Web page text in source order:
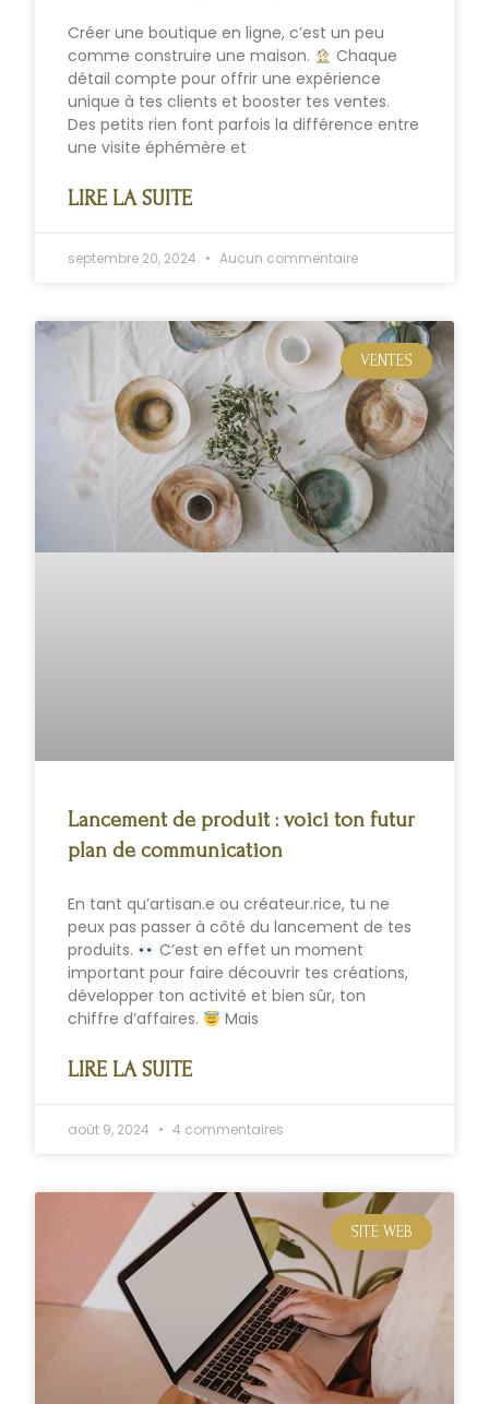
Créer une boutique en ligne, c’est un peu
comme construire une maison.
Chaque
détail compte pour offrir une expérience
unique à tes clients et booster tes ventes.
Des petits rien font parfois la différence entre
une visite éphémère et
LIRE LA SUITE
septembre 20, 2024 Aucun commentaire
VENTES
Lancement de produit : voici ton futur
plan de communication
En tant qu’artisan.e ou créateur.rice, tu ne
peux pas passer à côté du lancement de tes
produits.
C’est en effet un moment
important pour faire découvrir tes créations,
développer ton activité et bien sûr, ton
chiffre d’affaires.
Mais
LIRE LA SUITE
août 9, 2024 4 commentaires
SITE WEB